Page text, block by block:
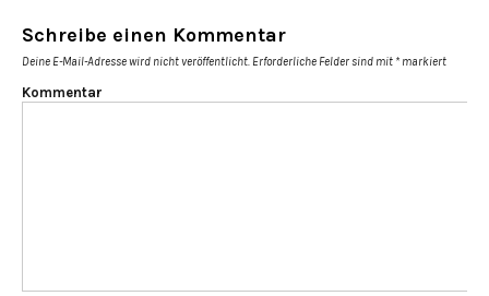
Schreibe einen Kommentar
Deine E-Mail-Adresse wird nicht veröffentlicht. Erforderliche Felder sind mit * markiert
Kommentar